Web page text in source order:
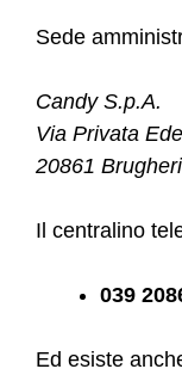
Sede
Candy S.p.A.
Via Privata
20861
Il centralino
039
Ed esiste